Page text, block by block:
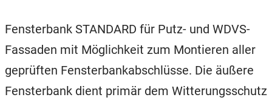
Fensterbank STANDARD für Putz- und WDVS-
Fassaden mit Möglichkeit zum Montieren aller
geprüften Fensterbankabschlüsse. Die äußere
Fensterbank dient primär dem Witterungsschutz